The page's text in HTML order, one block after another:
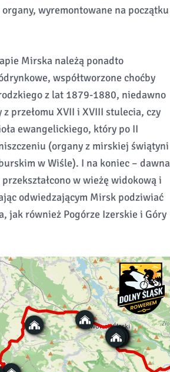
wyremontowane na początku
Mirska należą ponadto
współtworzone choćby
z lat 1879-1880, niedawno
przełomu XVII i XVIII stulecia, czy
ewangelickiego, który po II
(organy z mirskiej świątyni
w Wiśle). I na koniec – dawna
w wieżę widokową i
odwiedzającym Mirsk podziwiać
jak również Pogórze Izerskie i Góry